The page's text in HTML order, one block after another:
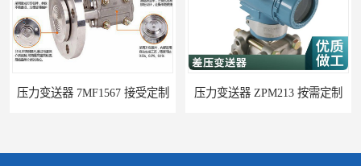
压力变送器 ZPM213 按需定制 压力变送器 ZF-S-X 性能稳定